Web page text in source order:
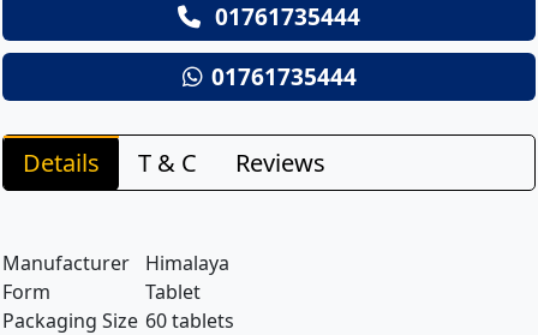
01761735444
01761735444
Details T & C Reviews
Manufacturer
Himalaya
Form
Tablet
Packaging Size 60 tablets